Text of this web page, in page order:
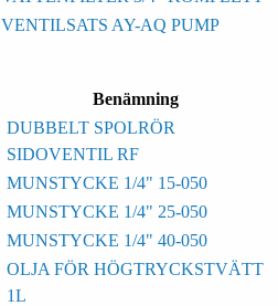
VENTILSATS AY-AQ PUMP
Benämning
DUBBELT SPOLRÖR
SIDOVENTIL RF
MUNSTYCKE 1/4" 15-050
MUNSTYCKE 1/4" 25-050
MUNSTYCKE 1/4" 40-050
OLJA FÖR HÖGTRYCKSTVÄTT
1L